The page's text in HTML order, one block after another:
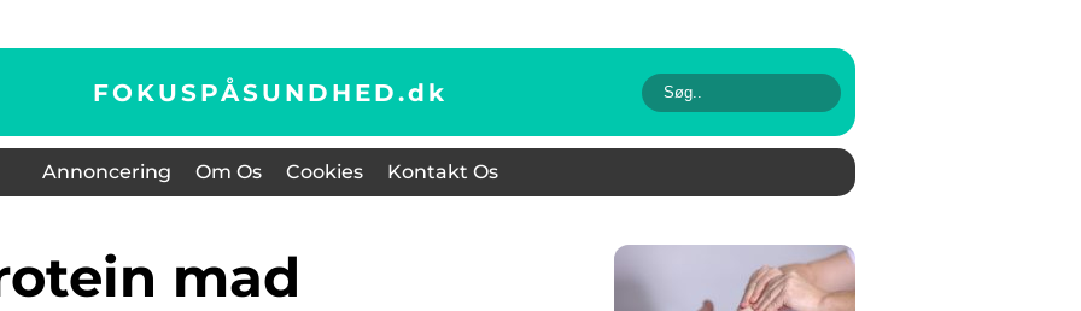
FOKUSPÅSUNDHED.dk
Annoncering Om Os Cookies Kontakt Os
mad